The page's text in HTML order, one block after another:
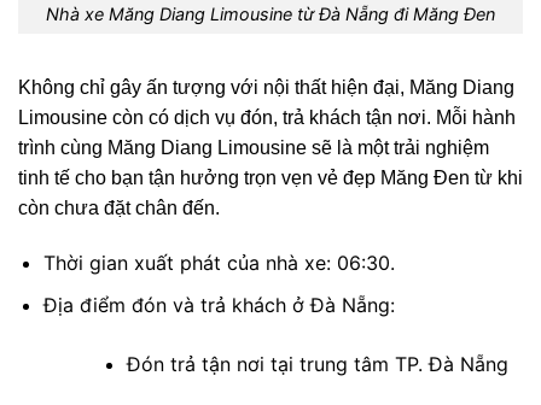
Nhà xe Măng Diang Limousine từ Đà Nẵng đi Măng Đen
Không chỉ gây ấn tượng với nội thất hiện đại, Măng Diang
Limousine còn có dịch vụ đón, trả khách tận nơi. Mỗi hành
trình cùng Măng Diang Limousine sẽ là một trải nghiệm
tinh tế cho bạn tận hưởng trọn vẹn vẻ đẹp Măng Đen từ khi
còn chưa đặt chân đến.
Thời gian xuất phát của nhà xe: 06:30.
Địa điểm đón và trả khách ở Đà Nẵng:
Đón trả tận nơi tại trung tâm TP. Đà Nẵng